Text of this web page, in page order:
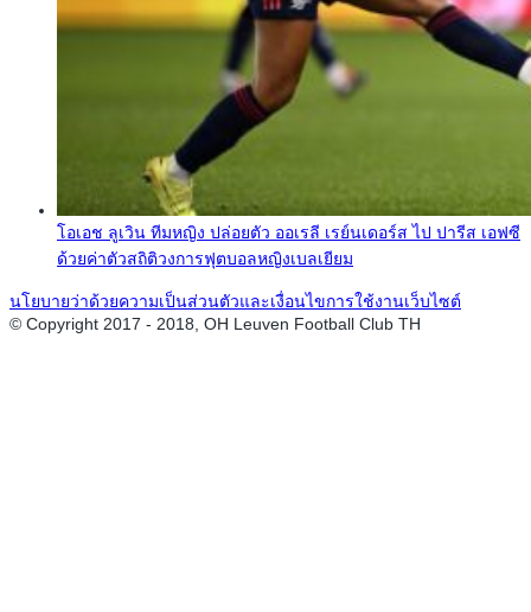
โอเอช ลูเวิน ทีมหญิง ปล่อยตัว ออเรลี เรย์นเดอร์ส ไป ปารีส เอฟซี
ด้วยค่าตัวสถิติวงการฟุตบอลหญิงเบลเยียม
นโยบายว่าด้วยความเป็นส่วนตัวและเงื่อนไขการใช้งานเว็บไซต์
© Copyright 2017 - 2018, OH Leuven Football Club TH